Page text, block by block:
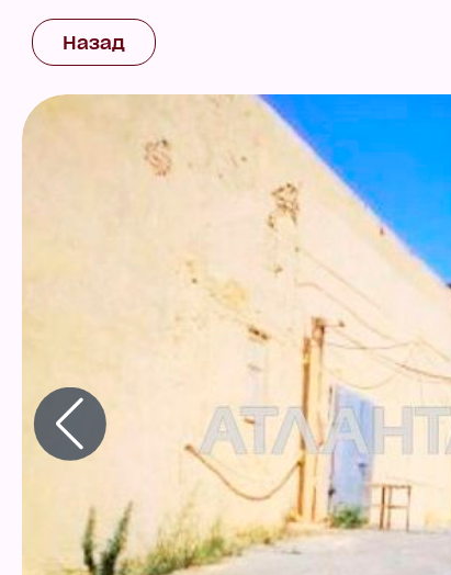
Назад